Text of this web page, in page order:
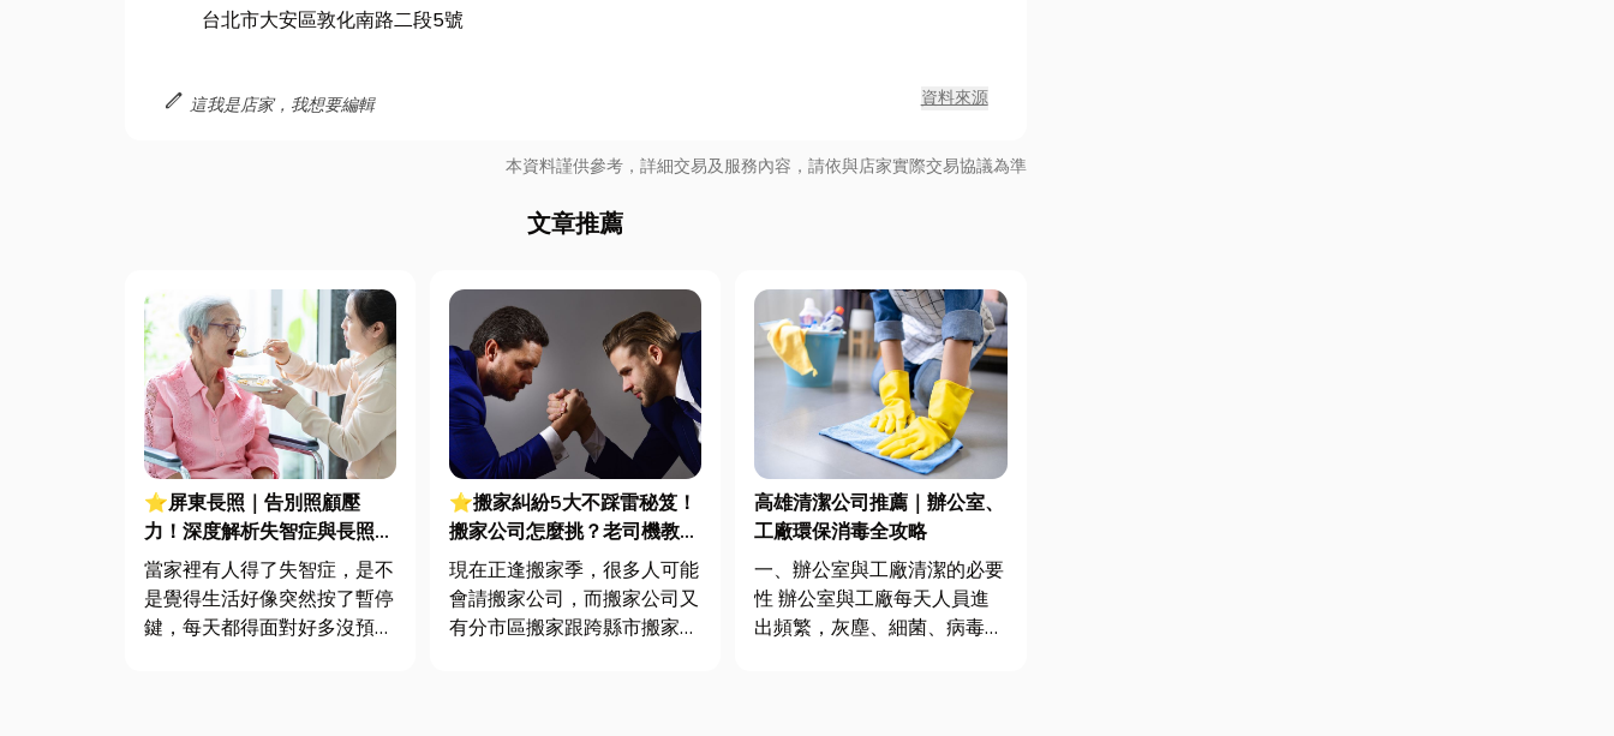
台北市大安區敦化南路二段5號
edit 這我是店家，我想要編輯 資料來源
本資料謹供參考，詳細交易及服務內容，請依與店家實際交易協議為準
文章推薦
⭐屏東長照｜告別照顧壓
力！深度解析失智症與長照服
務全攻略
當家裡有人得了失智症，是不
是覺得生活好像突然按了暫停
鍵，每天都得面對好多沒預期
⭐搬家糾紛5大不踩雷秘笈！
搬家公司怎麼挑？老司機教你
這幾招！
現在正逢搬家季，很多人可能
會請搬家公司，而搬家公司又
有分市區搬家跟跨縣市搬家，
高雄清潔公司推薦｜辦公室、
工廠環保消毒全攻略
一、辦公室與工廠清潔的必要
性 辦公室與工廠每天人員進
出頻繁，灰塵、細菌、病毒和